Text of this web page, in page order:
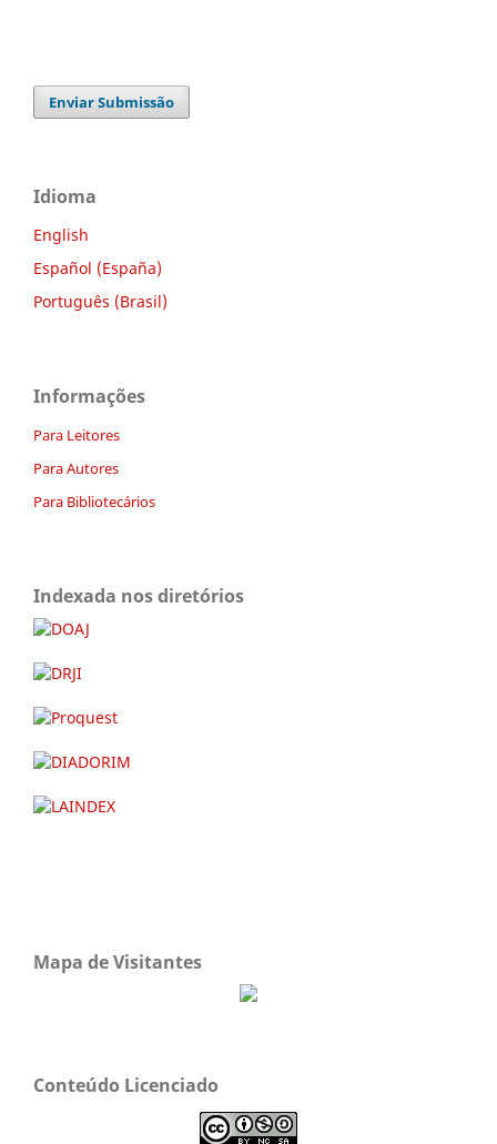
Enviar Submissão
Idioma
English
Español (España)
Português (Brasil)
Informações
Para Leitores
Para Autores
Para Bibliotecários
Indexada nos diretórios
Mapa de Visitantes
Conteúdo Licenciado